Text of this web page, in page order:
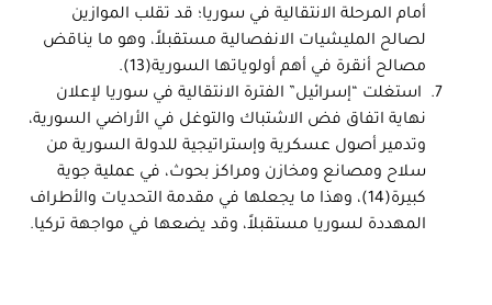
أمام المرحلة الانتقالية في سوريا؛ قد تقلب الموازين
لصالح المليشيات الانفصالية مستقبلاً، وهو ما يناقض
مصالح أنقرة في أهم أولوياتها السورية(13).
استغلت “إسرائيل” الفترة الانتقالية في سوريا لإعلان
نهاية اتفاق فض الاشتباك والتوغل في الأراضي السورية،
وتدمير أصول عسكرية وإستراتيجية للدولة السورية من
سلاح ومصانع ومخازن ومراكز بحوث، في عملية جوية
كبيرة(14)، وهذا ما يجعلها في مقدمة التحديات والأطراف
المهددة لسوريا مستقبلاً، وقد يضعها في مواجهة تركيا.